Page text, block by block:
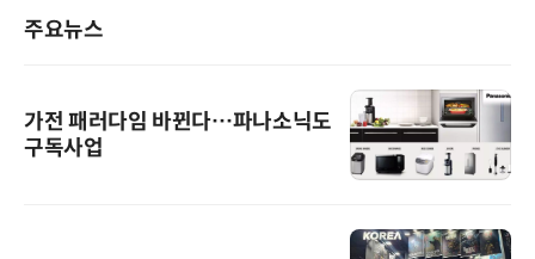
주요뉴스
가전 패러다임 바뀐다…파나소닉도
구독사업